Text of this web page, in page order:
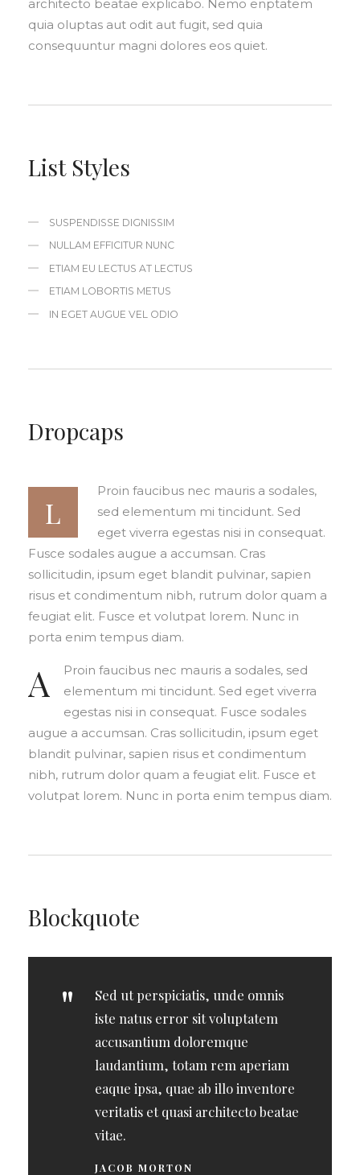
architecto beatae explicabo. Nemo enptatem
quia oluptas aut odit aut fugit, sed quia
consequuntur magni dolores eos quiet.
List Styles
SUSPENDISSE DIGNISSIM
NULLAM EFFICITUR NUNC
ETIAM EU LECTUS AT LECTUS
ETIAM LOBORTIS METUS
IN EGET AUGUE VEL ODIO
Dropcaps
L
Proin faucibus nec mauris a sodales,
sed elementum mi tincidunt. Sed
eget viverra egestas nisi in consequat.
Fusce sodales augue a accumsan. Cras
sollicitudin, ipsum eget blandit pulvinar, sapien
risus et condimentum nibh, rutrum dolor quam a
feugiat elit. Fusce et volutpat lorem. Nunc in
porta enim tempus diam.
A
Proin faucibus nec mauris a sodales, sed
elementum mi tincidunt. Sed eget viverra
egestas nisi in consequat. Fusce sodales
augue a accumsan. Cras sollicitudin, ipsum eget
blandit pulvinar, sapien risus et condimentum
nibh, rutrum dolor quam a feugiat elit. Fusce et
volutpat lorem. Nunc in porta enim tempus diam.
Blockquote
Sed ut perspiciatis, unde omnis
iste natus error sit voluptatem
accusantium doloremque
laudantium, totam rem aperiam
eaque ipsa, quae ab illo inventore
veritatis et quasi architecto beatae
vitae.
JACOB MORTON